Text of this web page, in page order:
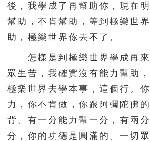
後，我學成了再幫助你，現在
幫助，不肯幫助，等到極樂世
助，極樂世界你去不了。
怎樣是到極樂世界學成再來
眾生苦，我確實沒有能力幫助
極樂世界去學本事，這個行。
力，你不肯做，你跟阿彌陀佛
背。有一分能力幫一分，有兩
分，你的功德是圓滿的。一切